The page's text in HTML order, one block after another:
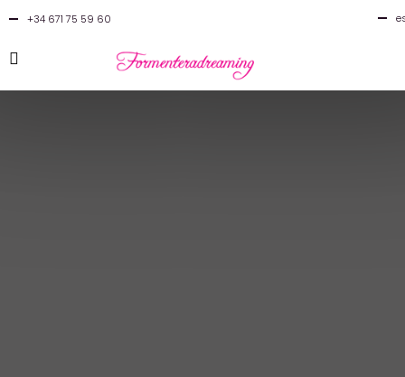
+34 671 75 59 60
it